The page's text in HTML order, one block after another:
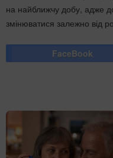
на найближчу добу, адже
змінюватися залежно від
FaceBook